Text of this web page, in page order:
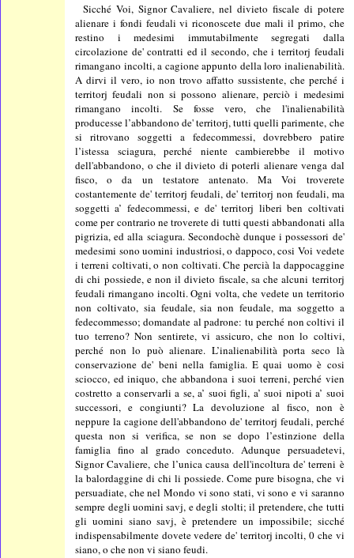
Sicché Voi, Signor Cavaliere, nel divieto fiscale di potere
alienare i fondi feudali vi riconoscete due mali il primo, che
restino i medesimi immutabilmente segregati dalla
circolazione de' contratti ed il secondo, che i territorj feudali
rimangano incolti, a cagione appunto della loro inalienabilità.
A dirvi il vero, io non trovo affatto sussistente, che perché i
territorj feudali non si possono alienare, perciò i medesimi
rimangano incolti. Se fosse vero, che l'inalienabilità
producesse l’abbandono de' territorj, tutti quelli parimente, che
si ritrovano soggetti a fedecommessi, dovrebbero patire
l’istessa sciagura, perché niente cambierebbe il motivo
dell'abbandono, o che il divieto di poterli alienare venga dal
fisco, o da un testatore antenato. Ma Voi troverete
costantemente de' territorj feudali, de' territorj non feudali, ma
soggetti a’ fedecommessi, e de' territorj liberi ben coltivati
come per contrario ne troverete di tutti questi abbandonati alla
pigrizia, ed alla sciagura. Secondochè dunque i possessori de'
medesimi sono uomini industriosi, o dappoco, cosi Voi vedete
i terreni coltivati, o non coltivati. Che percià la dappocaggine
di chi possiede, e non il divieto fiscale, sa che alcuni territorj
feudali rimangano incolti. Ogni volta, che vedete un territorio
non coltivato, sia feudale, sia non feudale, ma soggetto a
fedecommesso; domandate al padrone: tu perché non coltivi il
tuo terreno? Non sentirete, vi assicuro, che non lo coltivi,
perché non lo può alienare. L’inalienabilità porta seco là
conservazione de' beni nella famiglia. E quai uomo è cosi
sciocco, ed iniquo, che abbandona i suoi terreni, perché vien
costretto a conservarli a se, a’ suoi figli, a’ suoi nipoti a’ suoi
successori, e congiunti? La devoluzione al fisco, non è
neppure la cagione dell'abbandono de' territorj feudali, perché
questa non si verifica, se non se dopo l’estinzione della
famiglia fino al grado conceduto. Adunque persuadetevi,
Signor Cavaliere, che l’unica causa dell'incoltura de' terreni è
la balordaggine di chi li possiede. Come pure bisogna, che vi
persuadiate, che nel Mondo vi sono stati, vi sono e vi saranno
sempre degli uomini savj, e degli stolti; il pretendere, che tutti
gli uomini siano savj, è pretendere un impossibile; sicché
indispensabilmente dovete vedere de' territorj incolti, 0 che vi
siano, o che non vi siano feudi.